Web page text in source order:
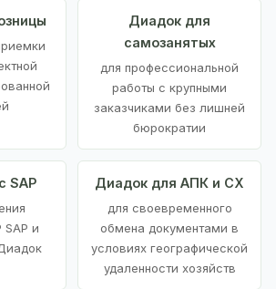
Диадок для
самозанятых
для профессиональной
работы с крупными
заказчиками без лишней
бюрократии
SAP
SAP и
Диадок для АПК и СХ
для своевременного
обмена документами в
условиях географической
удаленности хозяйств